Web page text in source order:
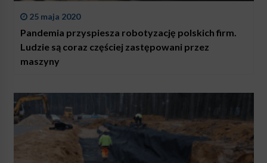
25 maja 2020
Pandemia przyspiesza robotyzację polskich firm.
Ludzie są coraz częściej zastępowani przez
maszyny